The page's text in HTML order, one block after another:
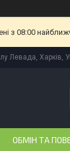
з 08:00
Левада, Харків,
ОБМІН ТА